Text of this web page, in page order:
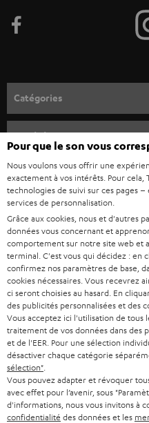
z
o
u
s
à
l
a
n
e
w
s
l
e
t
t
e
r
Catégories
BARRES DE SON
STEREO
SMART HOME
BLUETOOTH
CASQUES AUDIO
CASQUES BLUETOOTH AUDIO
SYSTEMES COMPLETS
ENCEINTES
Société
SUPPORT
CARRIÈRE
PRESSE
B2B
NEWSLETTER
MAGASINS
AVANTAGES D’ACHAT
L’HISTOIRE DE TEUFEL
Boutiques en ligne Teufel
ALLEMAGNE
AUTRICHE
SUISSE
PAYS-BAS
BELGIQUE
FRANCE
Pour que le son vous
Nous voulons vous offrir une
exactement à vos intérêts. Pour
technologies de suivi sur ces pages
services de personnalisation.
Grâce aux cookies, nous et d'autres
données vous concernant et
comportement sur notre site web et
terminal. C'est vous qui décidez : en
confirmez nos paramètres de base,
cookies nécessaires. Vous recevrez
ci seront choisies au hasard. En
des publicités personnalisées et des
Vous acceptez ici l'utilisation de tous
traitement de vos données dans des
et de l'EER. Pour une sélection
désactiver chaque catégorie
sélection"
Vous pouvez adapter et révoquer
avec effet pour l’avenir, sous
d'informations, nous vous invitons à
confidentialité des données et les